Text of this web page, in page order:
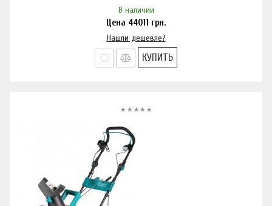
В наличии
Цена 44011 грн.
Нашли дешевле?
КУПИТЬ